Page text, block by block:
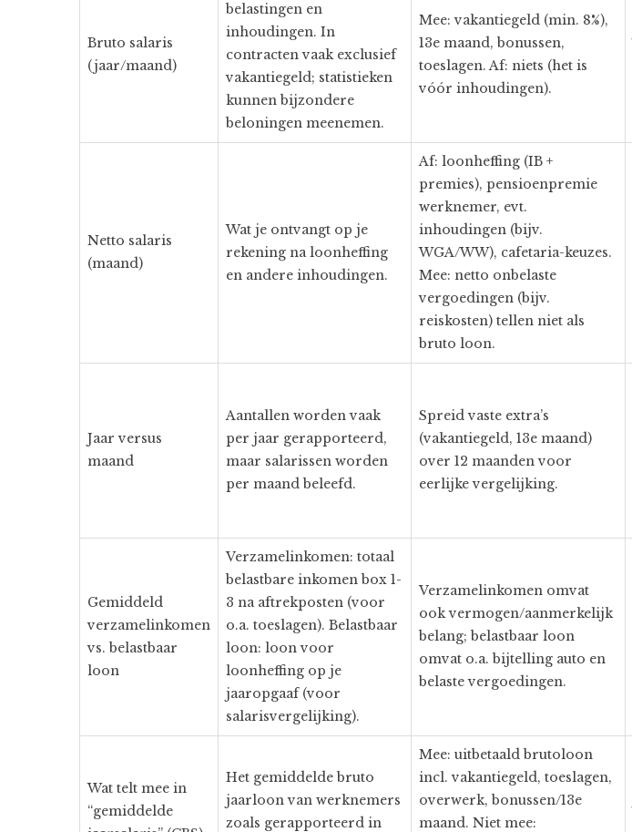
Bruto salaris
(jaar/maand)
belastingen en
inhoudingen. In
contracten vaak exclusief
vakantiegeld; statistieken
kunnen bijzondere
beloningen meenemen.
Mee: vakantiegeld (min. 8%),
13e maand, bonussen,
toeslagen. Af: niets (het is
vóór inhoudingen).
Netto salaris
(maand)
Wat je ontvangt op je
rekening na loonheffing
en andere inhoudingen.
Af: loonheffing (IB +
premies), pensioenpremie
werknemer, evt.
inhoudingen (bijv.
WGA/WW), cafetaria-keuzes.
Mee: netto onbelaste
vergoedingen (bijv.
reiskosten) tellen niet als
bruto loon.
Jaar versus
maand
Aantallen worden vaak
per jaar gerapporteerd,
maar salarissen worden
per maand beleefd.
Spreid vaste extra’s
(vakantiegeld, 13e maand)
over 12 maanden voor
eerlijke vergelijking.
Gemiddeld
verzamelinkomen
vs. belastbaar
loon
Verzamelinkomen: totaal
belastbare inkomen box 1-
3 na aftrekposten (voor
o.a. toeslagen). Belastbaar
loon: loon voor
loonheffing op je
jaaropgaaf (voor
salarisvergelijking).
Verzamelinkomen omvat
ook vermogen/aanmerkelijk
belang; belastbaar loon
omvat o.a. bijtelling auto en
belaste vergoedingen.
Wat telt mee in
“gemiddelde
Het gemiddelde bruto
jaarloon van werknemers
zoals gerapporteerd in
Mee: uitbetaald brutoloon
incl. vakantiegeld, toeslagen,
overwerk, bonussen/13e
maand. Niet mee: